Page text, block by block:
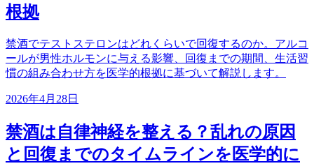
根拠
禁酒でテストステロンはどれくらいで回復するのか。アルコ
ールが男性ホルモンに与える影響、回復までの期間、生活習
慣の組み合わせ方を医学的根拠に基づいて解説します。
2026年4月28日
禁酒は自律神経を整える？乱れの原因
と回復までのタイムラインを医学的に